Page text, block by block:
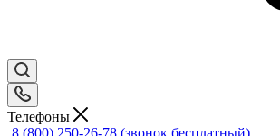
Телефоны
8 (800) 250-26-78 (звонок бесплатный)